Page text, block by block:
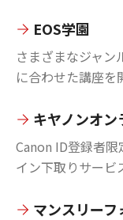
EOS学園
さまざまなジャン
に合わせた講座を
キヤノンオ
Canon ID登録者
イン下取りサービ
マンスリー